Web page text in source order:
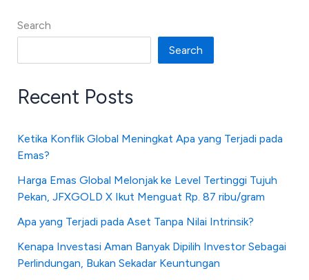
Search
Search
Recent Posts
Ketika Konflik Global Meningkat Apa yang Terjadi pada
Emas?
Harga Emas Global Melonjak ke Level Tertinggi Tujuh
Pekan, JFXGOLD X Ikut Menguat Rp. 87 ribu/gram
Apa yang Terjadi pada Aset Tanpa Nilai Intrinsik?
Kenapa Investasi Aman Banyak Dipilih Investor Sebagai
Perlindungan, Bukan Sekadar Keuntungan